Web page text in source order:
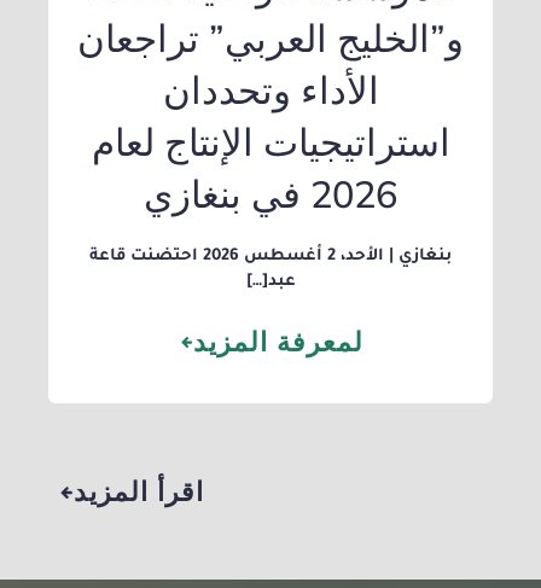
و”الخليج العربي” تراجعان
الأداء وتحددان
استراتيجيات الإنتاج لعام
2026 في بنغازي
بنغازي | الأحد، 2 أغسطس 2026 احتضنت قاعة
عبد[…]
لمعرفة المزيد
اقرأ المزيد